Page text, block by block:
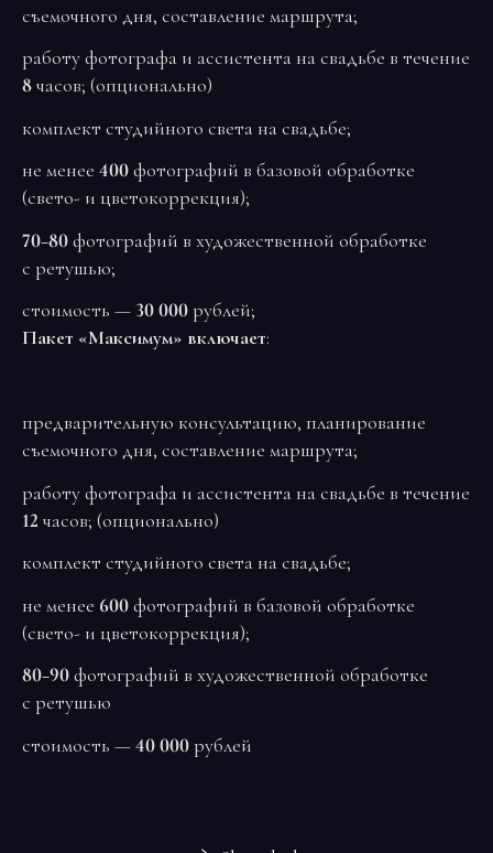
съемочного дня, составление маршрута;
работу фотографа и ассистента на свадьбе в течение
8часов; (опционально)
комплект студийного света на свадьбе;
не менее 400фотографий в базовой обработке
(свето- и цветокоррекция);
70−80фотографий в художественной обработке
с ретушью;
стоимость —30 000рублей;
Пакет «Максимум» включает:
предварительную консультацию, планирование
съемочного дня, составление маршрута;
работу фотографа и ассистента на свадьбе в течение
12 часов; (опционально)
комплект студийного света на свадьбе;
не менее 600фотографий в базовой обработке
(свето- и цветокоррекция);
80−90фотографий в художественной обработке
с ретушью
стоимость —40 000рублей